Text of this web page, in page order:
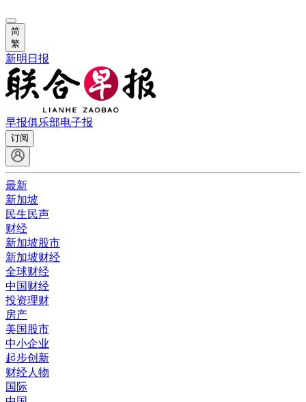
简
繁
新明日报
早报俱乐部电子报
订阅
最新
新加坡
民生民声
财经
新加坡股市
新加坡财经
全球财经
中国财经
投资理财
房产
美国股市
中小企业
起步创新
财经人物
国际